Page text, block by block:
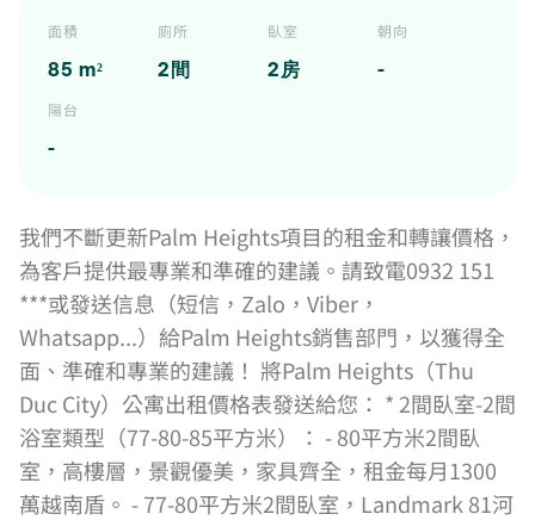
面積
85 m²
廁所
2間
臥室
2房
朝向
-
陽台
-
我們不斷更新Palm Heights項目的租金和轉讓價格，
為客戶提供最專業和準確的建議。請致電0932 151
***或發送信息（短信，Zalo，Viber，
Whatsapp...）給Palm Heights銷售部門，以獲得全
面、準確和專業的建議！ 將Palm Heights（Thu
Duc City）公寓出租價格表發送給您： * 2間臥室-2間
浴室類型（77-80-85平方米）： - 80平方米2間臥
室，高樓層，景觀優美，家具齊全，租金每月1300
萬越南盾。 - 77-80平方米2間臥室，Landmark 81河